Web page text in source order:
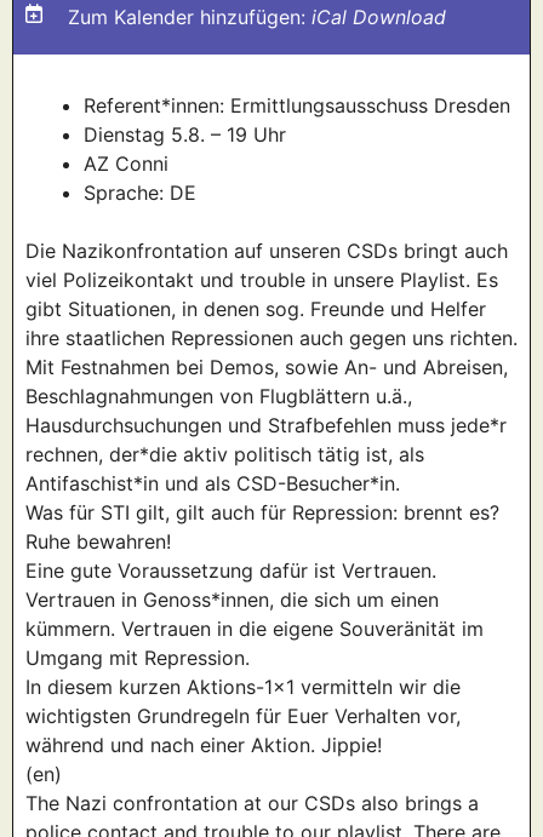
Zum Kalender hinzufügen: iCal Download
Referent*innen: Ermittlungsausschuss Dresden
Dienstag 5.8. – 19 Uhr
AZ Conni
Sprache: DE
Die Nazikonfrontation auf unseren CSDs bringt auch
viel Polizeikontakt und trouble in unsere Playlist. Es
gibt Situationen, in denen sog. Freunde und Helfer
ihre staatlichen Repressionen auch gegen uns richten.
Mit Festnahmen bei Demos, sowie An- und Abreisen,
Beschlagnahmungen von Flugblättern u.ä.,
Hausdurchsuchungen und Strafbefehlen muss jede*r
rechnen, der*die aktiv politisch tätig ist, als
Antifaschist*in und als CSD-Besucher*in.
Was für STI gilt, gilt auch für Repression: brennt es?
Ruhe bewahren!
Eine gute Voraussetzung dafür ist Vertrauen.
Vertrauen in Genoss*innen, die sich um einen
kümmern. Vertrauen in die eigene Souveränität im
Umgang mit Repression.
In diesem kurzen Aktions-1×1 vermitteln wir die
wichtigsten Grundregeln für Euer Verhalten vor,
während und nach einer Aktion. Jippie!
(en)
The Nazi confrontation at our CSDs also brings a
police contact and trouble to our playlist. There are